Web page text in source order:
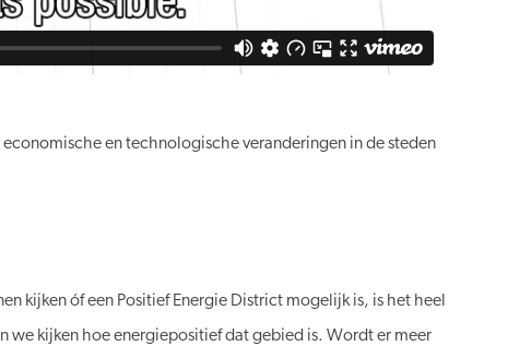
en technologische veranderingen in de steden
kijken óf een Positief Energie District mogelijk is, is het heel
we kijken hoe energiepositief dat gebied is. Wordt er meer